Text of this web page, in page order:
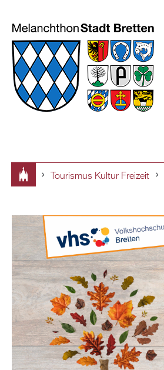
sind
hier
Tourismus Kultur Freizeit